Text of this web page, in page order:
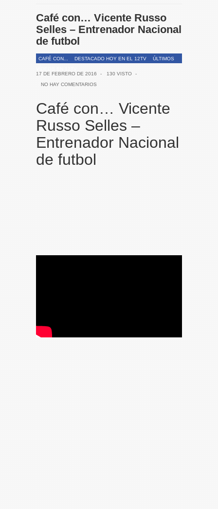
Café con… Vicente Russo
Selles – Entrenador Nacional
de futbol
CAFÉ CON... DESTACADO HOY EN EL 12TV
ÚLTIMOS
17 DE FEBRERO DE 2016
- 130 VISTO
-
NO HAY COMENTARIOS
Café con… Vicente
Russo Selles –
Entrenador Nacional
de futbol